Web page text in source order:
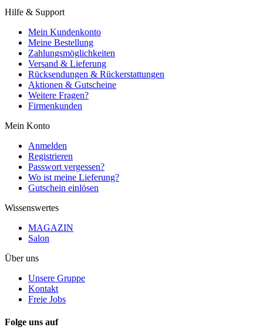
Hilfe & Support
Mein Kundenkonto
Meine Bestellung
Zahlungsmöglichkeiten
Versand & Lieferung
Rücksendungen & Rückerstattungen
Aktionen & Gutscheine
Weitere Fragen?
Firmenkunden
Mein Konto
Anmelden
Registrieren
Passwort vergessen?
Wo ist meine Lieferung?
Gutschein einlösen
Wissenswertes
MAGAZIN
Salon
Über uns
Unsere Gruppe
Kontakt
Freie Jobs
Folge uns auf